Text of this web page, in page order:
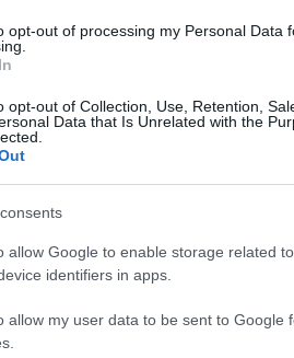
opt-out of processing my Personal Data
opt-out of Collection, Use, Retention,
Data that Is Unrelated with the
allow Google to enable storage related
identifiers in apps.
allow my user data to be sent to Google
மற்றும்
ஏற்றதாக
நிரம்பியுள்ளன,
பருப்பில் சுமார்
அவற்றில் 17.9 கிராம்
நல்லது.
நிறைந்துள்ளன, ஒரு
இது செரிமானத்திற்கு
நீண்ட நேரம்